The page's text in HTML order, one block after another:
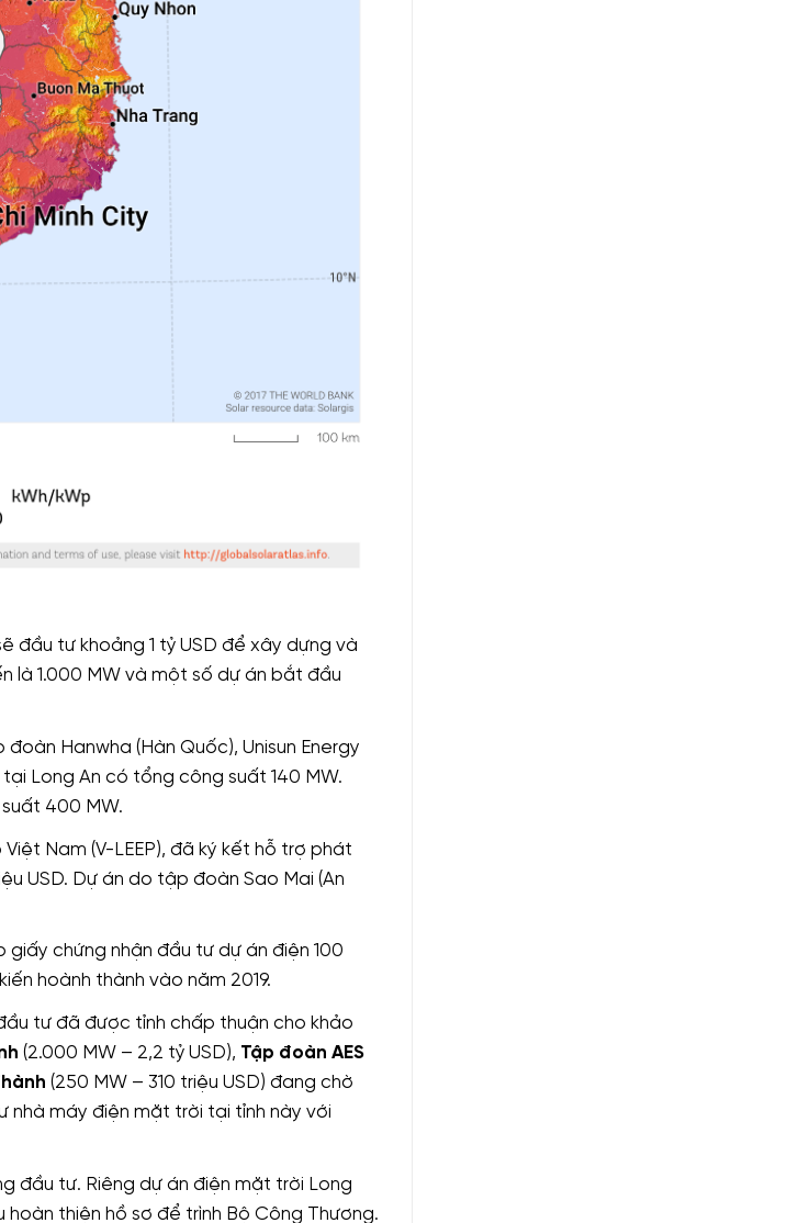
đầu tư khoảng 1 tỷ USD để xây dựng và
là 1.000 MW và một số dự án bắt đầu
Hanwha (Hàn Quốc), Unisun Energy
Long An có tổng công suất 140 MW.
400 MW.
Nam (V-LEEP), đã ký kết hỗ trợ phát
USD. Dự án do tập đoàn Sao Mai (An
giấy chứng nhận đầu tư dự án điện 100
hoành thành vào năm 2019.
tư đã được tỉnh chấp thuận cho khảo
(2.000 MW – 2,2 tỷ USD), Tập đoàn AES
(250 MW – 310 triệu USD) đang chờ
nhà máy điện mặt trời tại tỉnh này với
đầu tư. Riêng dự án điện mặt trời Long
thiện hồ sơ để trình Bộ Công Thương.